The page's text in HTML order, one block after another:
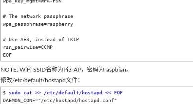
# The network passphrase
wpa_passphrase=raspberry
# Use AES, instead of TKIP
rsn_pairwise=CCMP
EOF
NOTE: WiFi SSID名称为Pi3-AP，密码为raspbian。
修改/etc/default/hostapd文件：
$ sudo cat >> /etc/default/hostapd << EOF
DAEMON_CONF="/etc/hostapd/hostapd.conf"